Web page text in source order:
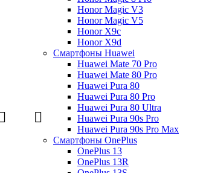
Honor Magic V3
Honor Magic V5
Honor X9c
Honor X9d
Смартфоны Huawei
Huawei Mate 70 Pro
Huawei Mate 80 Pro
Huawei Pura 80
Huawei Pura 80 Pro
Huawei Pura 80 Ultra
Huawei Pura 90s Pro
Huawei Pura 90s Pro Max
Смартфоны OnePlus
OnePlus 13
OnePlus 13R